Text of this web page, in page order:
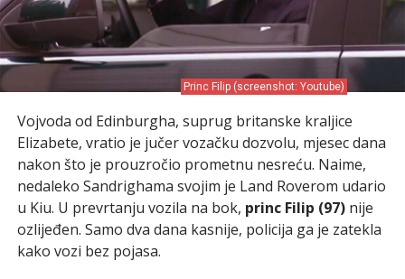
Princ Filip (screenshot: Youtube)
Vojvoda od Edinburgha, suprug britanske kraljice
Elizabete, vratio je jučer vozačku dozvolu, mjesec dana
nakon što je prouzročio prometnu nesreću. Naime,
nedaleko Sandrighama svojim je Land Roverom udario
u Kiu. U prevrtanju vozila na bok, princ Filip (97)nije
ozlijeđen. Samo dva dana kasnije, policija ga je zatekla
kako vozi bez pojasa.